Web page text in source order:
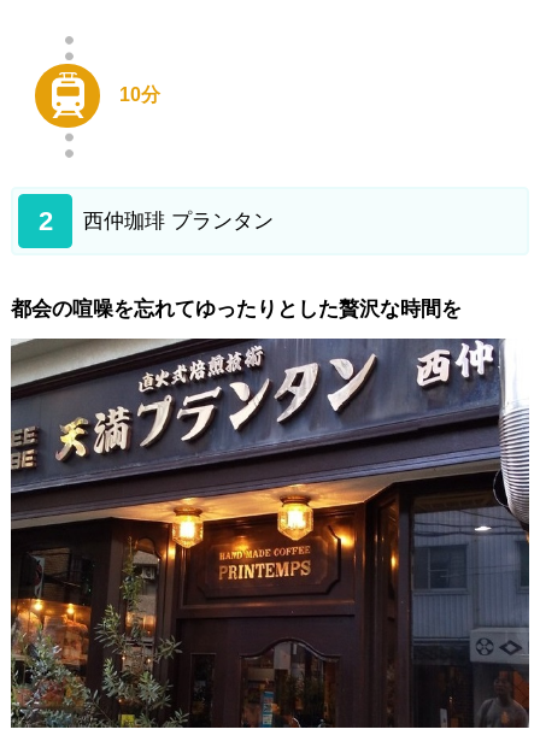
10分
2 西仲珈琲 プランタン
都会の喧噪を忘れてゆったりとした贅沢な時間を